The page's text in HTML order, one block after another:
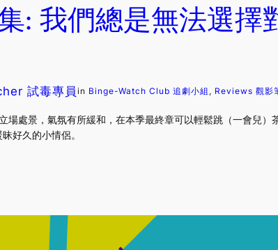
集: 我們總是無法選擇
試毒專員 in Binge-Watch Club 追劇小組 , Reviews 觀影
場處景，氣氛有所緩和，在本季最終章可以輕鬆跳（一會兒）
好久的小情侶。